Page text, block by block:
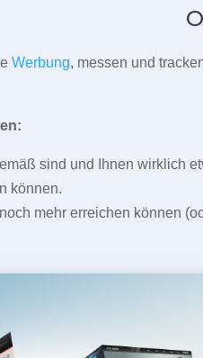
Werbung, messen und
sind und Ihnen wirklich
können.
mehr erreichen können